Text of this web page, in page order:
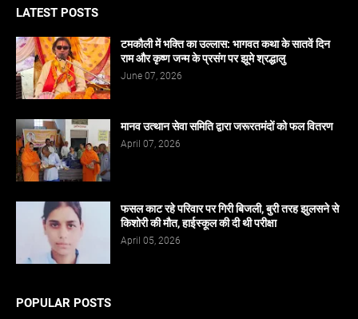
LATEST POSTS
टमकौली में भक्ति का उल्लास: भागवत कथा के सातवें दिन
राम और कृष्ण जन्म के प्रसंग पर झूमे श्रद्धालु
June 07, 2026
मानव उत्थान सेवा समिति द्वारा जरूरतमंदों को फल वितरण
April 07, 2026
फसल काट रहे परिवार पर गिरी बिजली, बुरी तरह झुलसने से
किशोरी की मौत, हाईस्कूल की दी थी परीक्षा
April 05, 2026
POPULAR POSTS